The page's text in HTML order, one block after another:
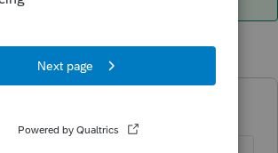
years ago